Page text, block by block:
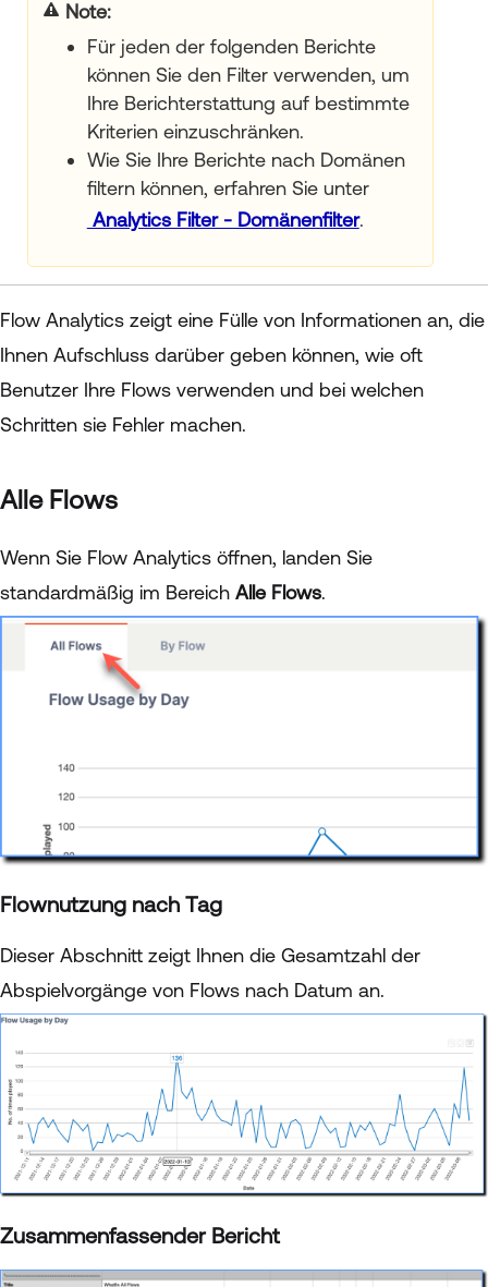
Note
Für jeden der folgenden Berichte
können Sie den Filter verwenden, um
Ihre Berichterstattung auf bestimmte
Kriterien einzuschränken.
Wie Sie Ihre Berichte nach Domänen
filtern können, erfahren Sie unter
Analytics Filter - Domänenfilter.
Flow Analytics zeigt eine Fülle von Informationen an, die
Ihnen Aufschluss darüber geben können, wie oft
Benutzer Ihre Flows verwenden und bei welchen
Schritten sie Fehler machen.
Alle Flows
Wenn Sie Flow Analytics öffnen, landen Sie
standardmäßig im Bereich Alle Flows.
Flownutzung nach Tag
Dieser Abschnitt zeigt Ihnen die Gesamtzahl der
Abspielvorgänge von Flows nach Datum an.
Zusammenfassender Bericht